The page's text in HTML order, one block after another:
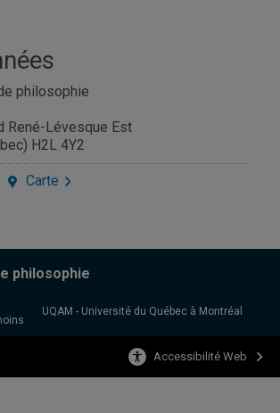
philosophie
René-Lévesque Est
H2L 4Y2
Carte
philosophie
UQAM - Université du Québec à Montréal
Accessibilité Web